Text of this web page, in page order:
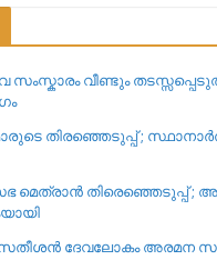
സംസ്കാരം വീണ്ടും
തിരഞ്ഞെടുപ്പ് ;
തിരെഞ്ഞെടുപ്പ് ;
സതീശൻ ദേവലോകം അരമന